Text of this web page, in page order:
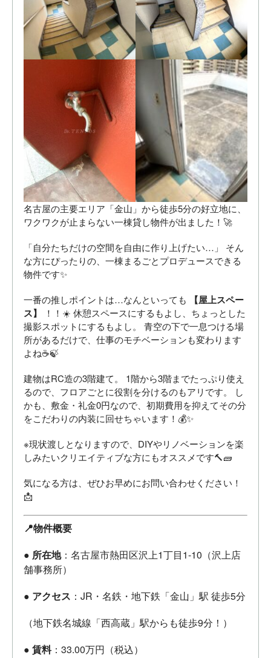
名古屋の主要エリア「金山」から徒歩5分の好立地に、
ワクワクが止まらない一棟貸し物件が出ました！🚀
「自分たちだけの空間を自由に作り上げたい…」 そん
な方にぴったりの、一棟まるごとプロデュースできる
物件です✨
一番の推しポイントは…なんといっても
【屋上スペー
ス】
！！☀️ 休憩スペースにするもよし、ちょっとした
撮影スポットにするもよし。 青空の下で一息つける場
所があるだけで、仕事のモチベーションも変わります
よね☕️🍃
建物はRC造の3階建て。 1階から3階までたっぷり使え
るので、フロアごとに役割を分けるのもアリです。 し
かも、敷金・礼金0円なので、初期費用を抑えてその分
をこだわりの内装に回せちゃいます！💰✨
※現状渡しとなりますので、DIYやリノベーションを楽
しみたいクリエイティブな方にもオススメです🔨🧱
気になる方は、ぜひお早めにお問い合わせください！
📩
📍物件概要
● 所在地：名古屋市熱田区沢上1丁目1-10（沢上店
舗事務所）
● アクセス ：JR・名鉄・地下鉄「金山」駅 徒歩5分
（地下鉄名城線「西高蔵」駅からも徒歩9分！）
● 賃料：33.00万円（税込）